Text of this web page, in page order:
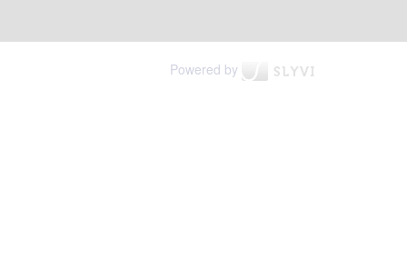
Powered by